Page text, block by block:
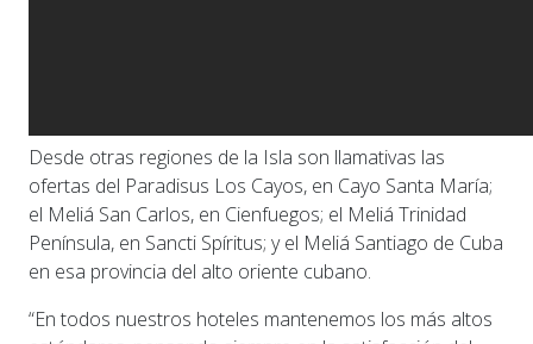
Desde otras regiones de la Isla son llamativas las
ofertas del Paradisus Los Cayos, en Cayo Santa María;
el Meliá San Carlos, en Cienfuegos; el Meliá Trinidad
Península, en Sancti Spíritus; y el Meliá Santiago de Cuba
en esa provincia del alto oriente cubano.
“En todos nuestros hoteles mantenemos los más altos